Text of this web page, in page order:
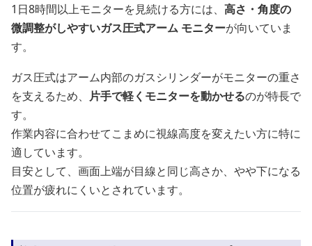
1日8時間以上モニターを見続ける方には、 高さ・角度の
微調整がしやすいガス圧式アーム モニターが向いていま
す。
ガス圧式はアーム内部のガスシリンダーがモニターの重さ
を支えるため、 片手で軽くモニターを動かせるのが特長で
す。
作業内容に合わせてこまめに視線高度を変えたい方に特に
適しています。
目安として、画面上端が目線と同じ高さか、やや下になる
位置が疲れにくいとされています。